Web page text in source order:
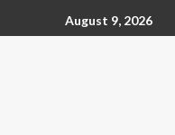
August 9, 2026